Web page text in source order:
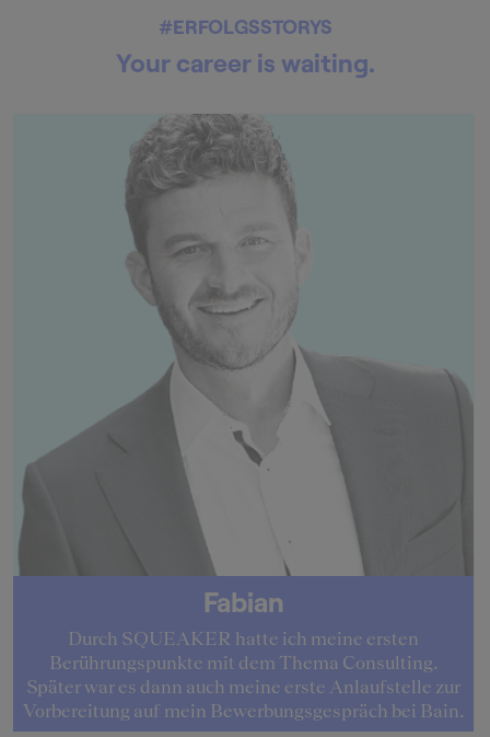
#ERFOLGSSTORYS
Your career is waiting.
Fabian
Durch SQUEAKER hatte ich meine ersten
Berührungspunkte mit dem Thema Consulting.
Später war es dann auch meine erste Anlaufstelle zur
Vorbereitung auf mein Bewerbungsgespräch bei Bain.